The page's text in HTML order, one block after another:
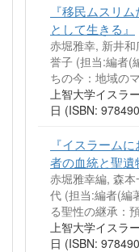
『移民ムスリ
として生きる』
赤堀雅幸, 新井
誉子 (担当:編者(
ちの今：地域の
上智大学イスラ
日 (ISBN:
『イスラーム
者の血統と聖遺
赤堀雅幸編, 森
代 (担当:編者(編
る聖性の継承：
上智大学イスラ
日 (ISBN: